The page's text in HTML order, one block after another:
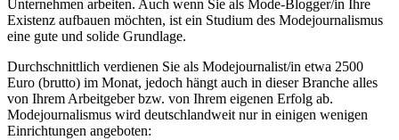
Unternehmen arbeiten. Auch wenn Sie als Mode-Blogger/in Ihre
Existenz aufbauen möchten, ist ein Studium des Modejournalismus
eine gute und solide Grundlage.
Durchschnittlich verdienen Sie als Modejournalist/in etwa 2500
Euro (brutto) im Monat, jedoch hängt auch in dieser Branche alles
von Ihrem Arbeitgeber bzw. von Ihrem eigenen Erfolg ab.
Modejournalismus wird deutschlandweit nur in einigen wenigen
Einrichtungen angeboten: